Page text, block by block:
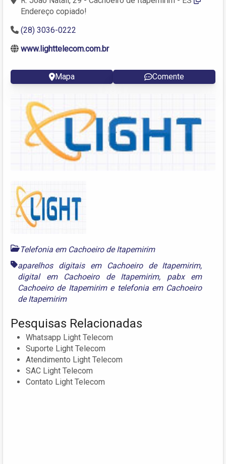
Endereço copiado!
(28) 3036-0222
www.lighttelecom.com.br
Mapa Comente
Telefonia em Cachoeiro de Itapemirim
aparelhos digitais em Cachoeiro de Itapemirim,
digital em Cachoeiro de Itapemirim, pabx em
Cachoeiro de Itapemirime telefonia em Cachoeiro
de Itapemirim
Pesquisas Relacionadas
Whatsapp Light Telecom
Suporte Light Telecom
Atendimento Light Telecom
SAC Light Telecom
Contato Light Telecom